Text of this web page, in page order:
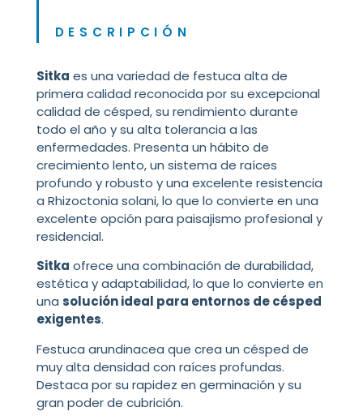
DESCRIPCIÓN
Sitka es una variedad de festuca alta de
primera calidad reconocida por su excepcional
calidad de césped, su rendimiento durante
todo el año y su alta tolerancia a las
enfermedades. Presenta un hábito de
crecimiento lento, un sistema de raíces
profundo y robusto y una excelente resistencia
a Rhizoctonia solani, lo que lo convierte en una
excelente opción para paisajismo profesional y
residencial.
Sitka ofrece una combinación de durabilidad,
estética y adaptabilidad, lo que lo convierte en
una solución ideal para entornos de césped
exigentes.
Festuca arundinacea que crea un césped de
muy alta densidad con raíces profundas.
Destaca por su rapidez en germinación y su
gran poder de cubrición.